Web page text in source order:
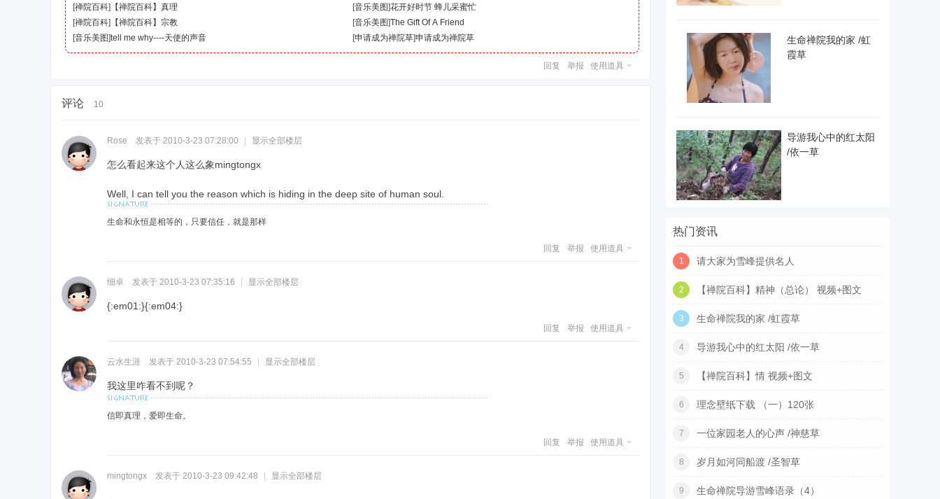
【禅院百科】真理
[禅院百科] 花开好时节 蜂儿采蜜忙
[音乐美图]
【禅院百科】宗教
[禅院百科] The Gift Of A Friend
[音乐美图]
tell me why----天使的声音
[音乐美图] 申请成为禅院草
[申请成为禅院草]
举报 使用道具
回复
评论 10
Rose 发表于 2010-3-23 07:28:00 显示全部楼层
怎么看起来这个人这么象mingtongx
Well, I can tell you the reason which is hiding in the deep site of human soul.
生命和永恒是相等的，只要信任，就是那样
举报 使用道具
回复
细卓 发表于 2010-3-23 07:35:16 显示全部楼层
{:em01:}{:em04:}
举报 使用道具
回复
云水生涯 发表于 2010-3-23 07:54:55 显示全部楼层
我这里咋看不到呢？
信即真理，爱即生命。
举报 使用道具
回复
mingtongx 发表于 2010-3-23 09:42:48 显示全部楼层
生命禅院我的家 /虹
霞草
导游我心中的红太阳
/依一草
热门资讯
1 请大家为雪峰提供名人
2 【禅院百科】精神（总论） 视频+图文
3 生命禅院我的家 /虹霞草
4 导游我心中的红太阳 /依一草
5 【禅院百科】情 视频+图文
6 理念壁纸下载 （一）120张
7 一位家园老人的心声 /神慈草
8 岁月如河同船渡 /圣智草
9 生命禅院导游雪峰语录（4）